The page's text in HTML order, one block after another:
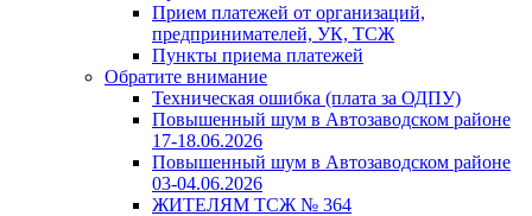
Прием платежей от организаций,
предпринимателей, УК, ТСЖ
Пункты приема платежей
Обратите внимание
Техническая ошибка (плата за ОДПУ)
Повышенный шум в Автозаводском районе
17-18.06.2026
Повышенный шум в Автозаводском районе
03-04.06.2026
ЖИТЕЛЯМ ТСЖ № 364